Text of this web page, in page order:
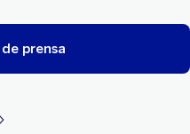
prensa